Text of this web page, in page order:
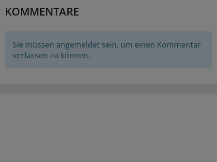
KOMMENTARE
Sie müssen angemeldet sein, um einen Kommentar
verfassen zu können.